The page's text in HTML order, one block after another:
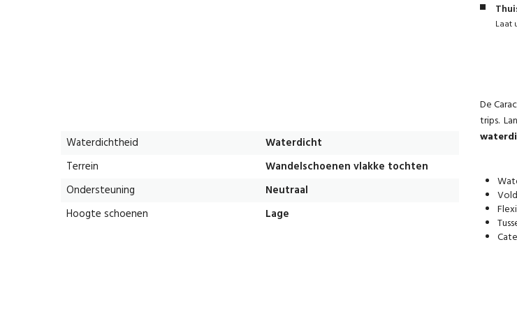
Waterdichtheid
Waterdicht
Terrein
Wandelschoenen vlakke tochten
Ondersteuning
Neutraal
Hoogte schoenen
Lage
Laat
De
trips.